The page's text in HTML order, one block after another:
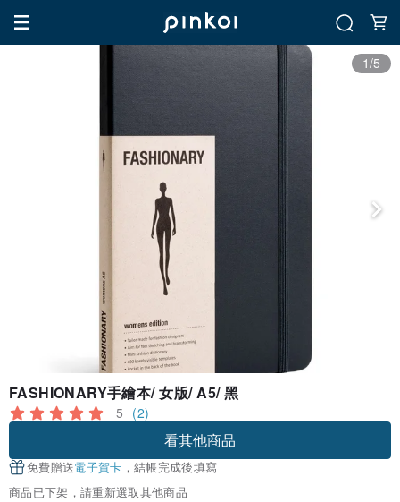
1/5
FASHIONARY手繪本/ 女版/ A5/ 黑
5 (2)
看其他商品
免費贈送電子賀卡 ，結帳完成後填寫
商品已下架，請重新選取其他商品